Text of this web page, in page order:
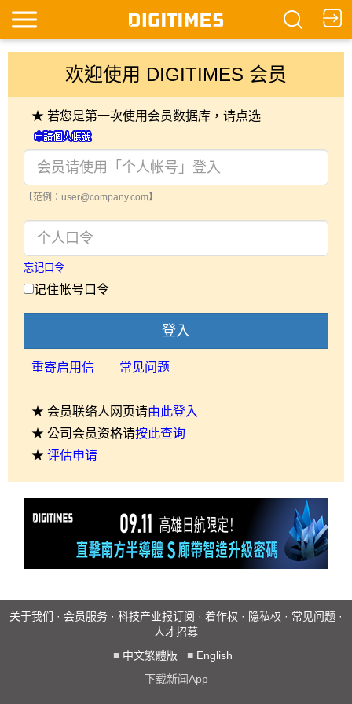
欢迎使用 DIGITIMES 会员
★ 若您是第一次使用会员数据库，请点选
【范例：user@company.com】
忘记口令
记住帐号口令
登入
重寄启用信 常见问题
★ 会员联络人网页请由此登入
★ 公司会员资格请按此查询
★ 评估申请
关于我们 · 会员服务 · 科技产业报订阅 · 着作权 · 隐私权 · 常见问题 ·
人才招募
■ 中文繁體版 ■ English
下载新闻App